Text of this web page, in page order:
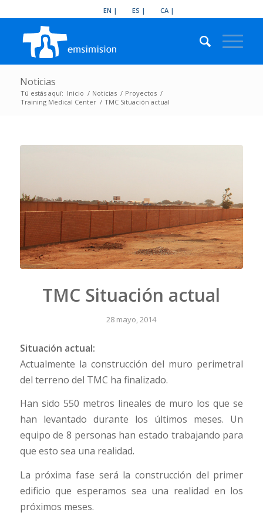
EN ES CA
Noticias
Tú estás aquí: Inicio / Noticias / Proyectos /
Training Medical Center / TMC Situación actual
TMC Situación actual
28 mayo, 2014
Situación actual:
Actualmente la construcción del muro perimetral
del terreno del TMC ha finalizado.
Han sido 550 metros lineales de muro los que se
han levantado durante los últimos meses. Un
equipo de 8 personas han estado trabajando para
que esto sea una realidad.
La próxima fase será la construcción del primer
edificio que esperamos sea una realidad en los
próximos meses.